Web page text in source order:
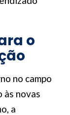
o
no campo
às novas
a